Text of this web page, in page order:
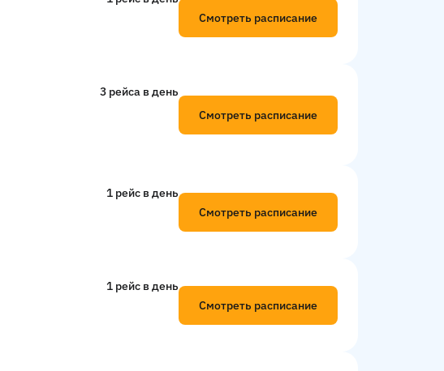
Смотреть расписание
3 рейсa в день
Смотреть расписание
1 рейс в день
Смотреть расписание
1 рейс в день
Смотреть расписание